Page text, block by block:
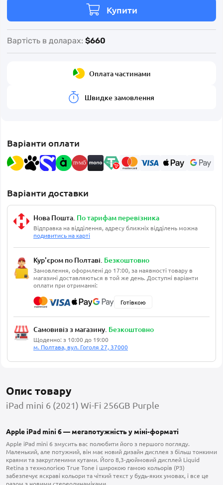
Купити
Вартість в доларах: $660
Швидке замовлення
Оплата частинами
Варіанти оплати
Варіанти доставки
Нова Пошта. По тарифам перевізника
Відправка на відділення, адресу ближніх відділень можна
подивитись на карті
Кур'єром по Полтаві. Безкоштовно
Замовлення, оформлені до 17:00, за наявності товару в
магазині доставляються в той же день. Доступні варіанти
оплати при отриманні:
Готівкою
Самовивіз з магазину. Безкоштовно
Щоденно: з 10:00 до 19:00
м. Полтава, вул. Гоголя 27, 37000
Опис товару
iPad mini 6 (2021) Wi-Fi 256GB Purple
Apple iPad mini 6 — мегапотужність у міні-форматі
Apple iPad mini 6 змусить вас полюбити його з першого погляду.
Маленький, але потужний, він має новий дизайн дисплея з більш тонкими
краями та закругленими кутами. Його 8,3-дюймовий дисплей Liquid
Retina з технологією True Tone і широкою гамою кольорів (P3)
забезпечує яскраві кольори та чіткий текст у будь-яких умовах, і все це